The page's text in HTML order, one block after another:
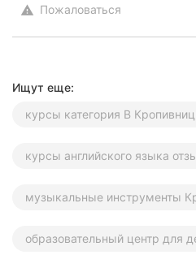
Карпаты
warning Пожаловаться
Ищут еще:
курсы категория В
курсы английского языка
музыкальные инструменты
образовательный центр для